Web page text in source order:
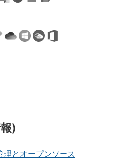
)
理とオープンソース